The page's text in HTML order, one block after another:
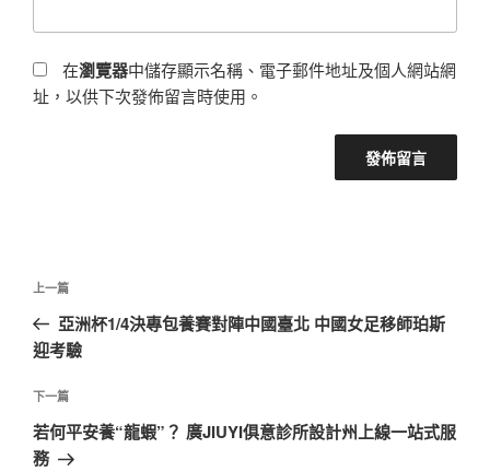
在瀏覽器中儲存顯示名稱、電子郵件地址及個人網站網
址，以供下次發佈留言時使用。
文
導
覽
上
一
篇
章
上一篇
亞洲杯1/4決專包養賽對陣中國臺北 中國女足移師珀斯
迎考驗
下
一
篇
下一篇
若何平安養“龍蝦”？ 廣JIUYI俱意診所設計州上線一站式服
務